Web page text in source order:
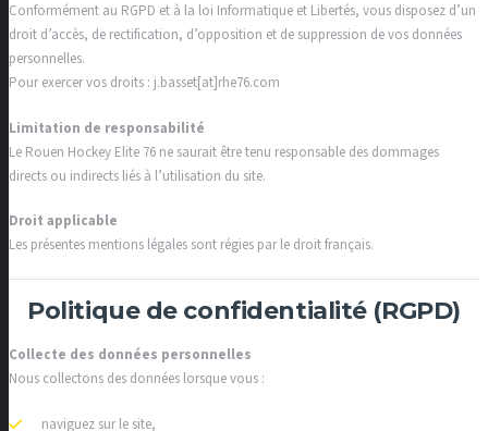
Conformément au RGPD et à la loi Informatique et Libertés, vous disposez d’un
droit d’accès, de rectification, d’opposition et de suppression de vos données
personnelles.
Pour exercer vos droits : j.basset[at]rhe76.com
Limitation de responsabilité
Le Rouen Hockey Elite 76 ne saurait être tenu responsable des dommages
directs ou indirects liés à l’utilisation du site.
Droit applicable
Les présentes mentions légales sont régies par le droit français.
Politique de confidentialité (RGPD)
Collecte des données personnelles
Nous collectons des données lorsque vous :
naviguez sur le site,